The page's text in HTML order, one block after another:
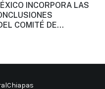
INCORPORA LAS
COMITÉ DE
PARA EL
SHEINBAUM